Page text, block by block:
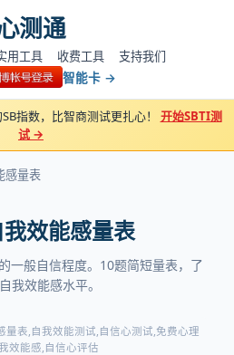
测通
用工具 收费工具 支持我们
智能卡 →
指数，比智商测试更扎心！ 开始SBTI测
试 →
感量表
我效能感量表
一般自信程度。10题简短量表，了
我效能感水平。
量表,自我效能测试,自信心测试,免费心理
效能感,自信心评估